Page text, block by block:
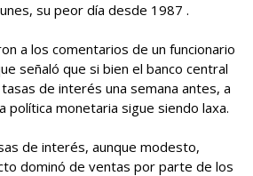
su peor día desde 1987 .
a los comentarios de un funcionario
señaló que si bien el banco central
de interés una semana antes, a
política monetaria sigue siendo laxa.
de interés, aunque modesto,
dominó de ventas por parte de los